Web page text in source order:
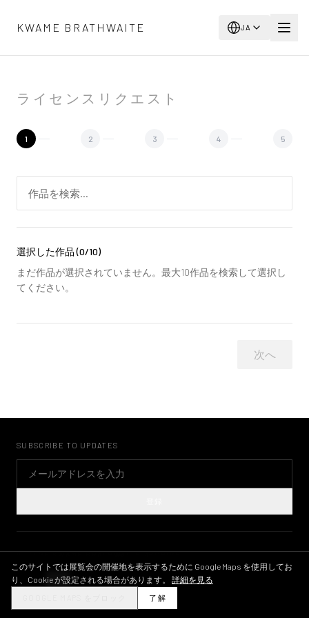
KWAME BRATHWAITE
JA
ライセンスリクエスト
1 2 3 4 5
選択した作品(0/10)
まだ作品が選択されていません。最大10作品を検索して選択し
てください。
次へ
SUBSCRIBE TO UPDATES
©2026KWAME BRATHWAITE ARCHIVE
プライバシーポリシー利用規約画像ライセンスINSTAGRAM
THEME
このサイトでは展覧会の開催地を表示するために Google Maps を使用してお
り、Cookie が設定される場合があります。
詳細を見る
了解